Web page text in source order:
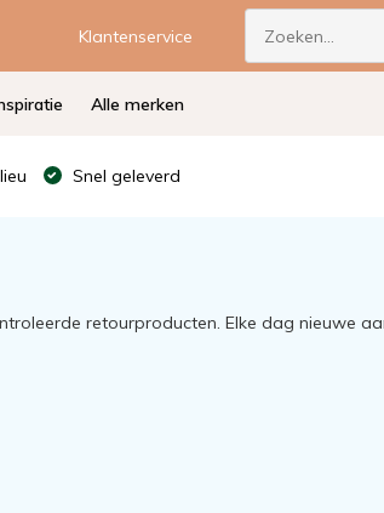
Klantenservice
Alle merken
Snel geleverd
retourproducten. Elke dag nieuwe